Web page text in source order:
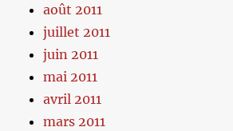
août 2011
juillet 2011
juin 2011
mai 2011
avril 2011
mars 2011